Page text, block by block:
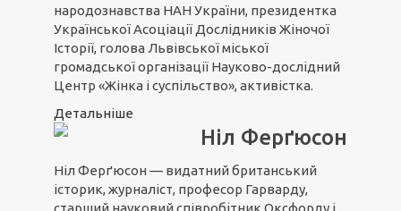
народознавства НАН України, президентка
Української Асоціації Дослідників Жіночої
Історії, голова Львівської міської
громадської організації Науково-дослідний
Центр «Жінка і суспільство», активістка.
Детальніше
Ніл Ферґюсон
Ніл Ферґюсон — видатний британський
історик, журналіст, професор Гарварду,
старший науковий співробітник Оксфорду і